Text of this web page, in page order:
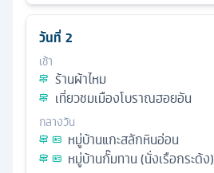
วันที่ 2
เช้า
ร้านผ้าไหม
เที่ยวชมเมืองโบราณฮอยอัน
กลางวัน
หมู่บ้านแกะสลักหินอ่อน
หมู่บ้านกั๊มทาน (นั่งเรือกระด้ง)